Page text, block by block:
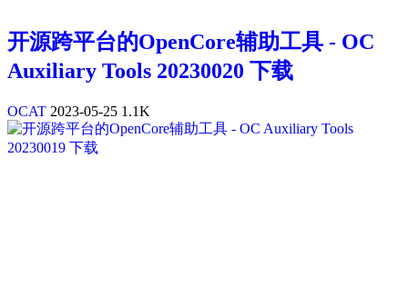
开源跨平台的OpenCore辅助工具 - OC
Auxiliary Tools 20230020 下载
OCAT 2023-05-25 1.1K